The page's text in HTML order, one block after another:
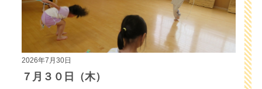
2026年7月30日
７月３０日（木）